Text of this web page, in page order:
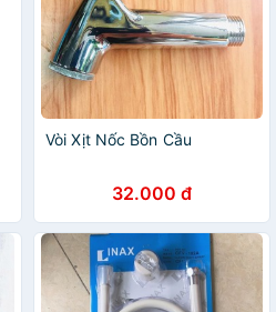
Vòi Xịt Nốc Bồn Cầu
32.000 đ